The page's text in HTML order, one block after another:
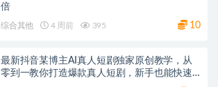
倍
综合其他 4 周前 395 10
最新抖音某博主AI真人短剧独家原创教学，从
零到一教你打造爆款真人短剧，新手也能快速